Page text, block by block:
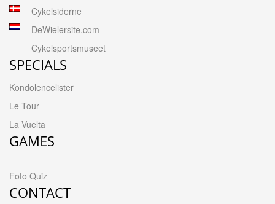
Cykelsiderne
DeWielersite.com
Cykelsportsmuseet
SPECIALS
Kondolencelister
Le Tour
La Vuelta
GAMES
Foto Quiz
CONTACT